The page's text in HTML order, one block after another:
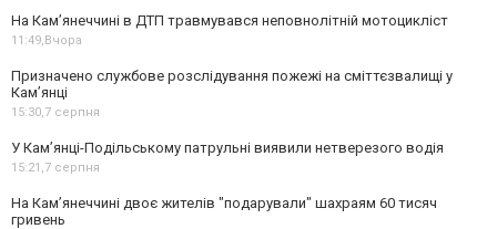
На Кам’янеччині в ДТП травмувався неповнолітній мотоцикліст
11:49,Вчора
Призначено службове розслідування пожежі на сміттєзвалищі у
Кам’янці
15:30,7 серпня
У Кам’янці-Подільському патрульні виявили нетверезого водія
15:21,7 серпня
На Камʼянеччині двоє жителів "подарували" шахраям 60 тисяч
гривень